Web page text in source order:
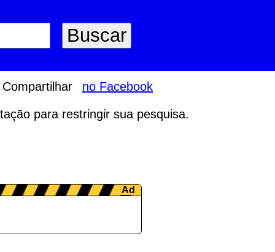
no Facebook
para restringir sua pesquisa.